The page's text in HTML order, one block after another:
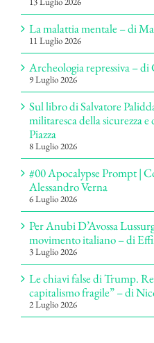
La malattia mentale – di
11 Luglio 2026
Archeologia repressiva –
9 Luglio 2026
Sul libro di Salvatore
militaresca della sicurezza
Piazza
8 Luglio 2026
#00 Apocalypse Prompt |
Alessandro Verna
6 Luglio 2026
Per Anubi D’Avossa
movimento italiano – di
3 Luglio 2026
Le chiavi false di Trump.
capitalismo fragile” – di
2 Luglio 2026